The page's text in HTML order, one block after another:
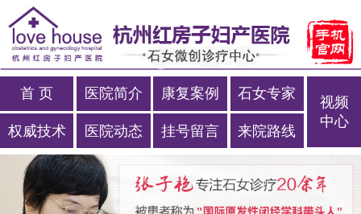
首 页 医院简介 康复案例 石女专家
权威技术 医院动态 挂号留言 来院路线
视频
中心